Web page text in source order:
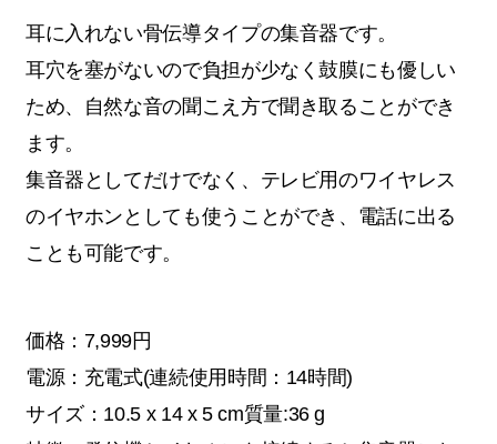
耳に入れない骨伝導タイプの集音器です。
耳穴を塞がないので負担が少なく鼓膜にも優しい
ため、自然な音の聞こえ方で聞き取ることができ
ます。
集音器としてだけでなく、テレビ用のワイヤレス
のイヤホンとしても使うことができ、電話に出る
ことも可能です。
価格：7,999円
電源：充電式(連続使用時間：14時間)
サイズ：‎10.5 x 14 x 5 cm質量:36 g